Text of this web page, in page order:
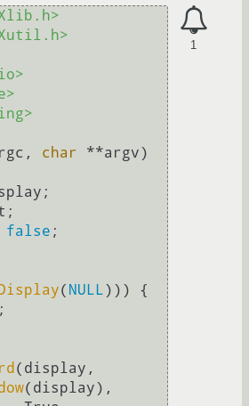
1
Xutil.h>
char **argv)
false ;
( NULL))) {
;
(display),